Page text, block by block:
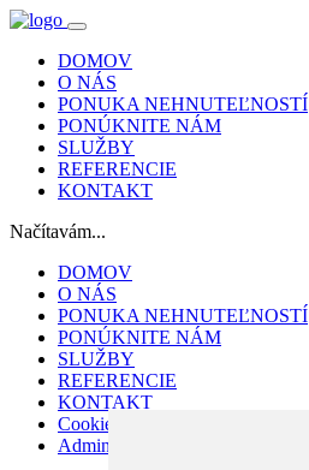
DOMOV
O NÁS
PONUKA NEHNUTEĽNOSTÍ
PONÚKNITE NÁM
SLUŽBY
REFERENCIE
KONTAKT
Načítavám...
DOMOV
O NÁS
PONUKA NEHNUTEĽNOSTÍ
PONÚKNITE NÁM
SLUŽBY
REFERENCIE
KONTAKT
Cookies
Admin